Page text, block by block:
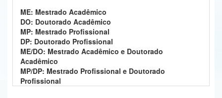
Banco Central do Brasil
ME: Mestrado Acadêmico
DO: Doutorado Acadêmico
MP: Mestrado Profissional
DP: Doutorado Profissional
ME/DO: Mestrado Acadêmico e Doutorado
Acadêmico
MP/DP: Mestrado Profissional e Doutorado
Profissional